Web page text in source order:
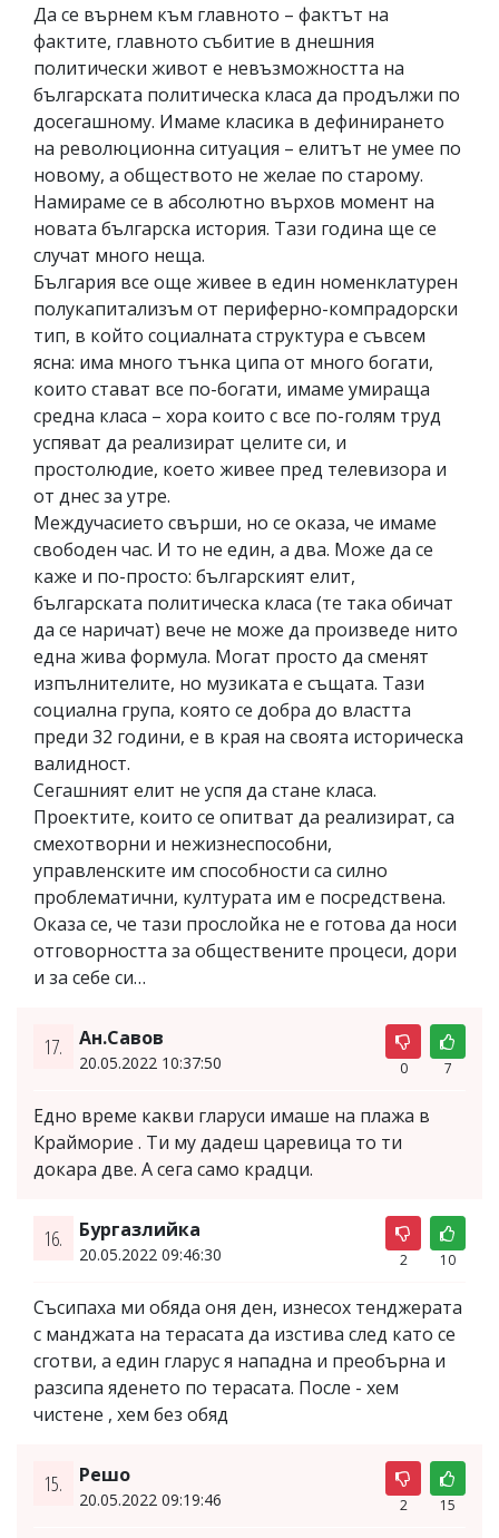
Да се върнем към главното – фактът на
фактите, главното събитие в днешния
политически живот е невъзможността на
българската политическа класа да продължи по
досегашному. Имаме класика в дефинирането
на революционна ситуация – елитът не умее по
новому, а обществото не желае по старому.
Намираме се в абсолютно върхов момент на
новата българска история. Тази година ще се
случат много неща.
България все още живее в един номенклатурен
полукапитализъм от периферно-компрадорски
тип, в който социалната структура е съвсем
ясна: има много тънка ципа от много богати,
които стават все по-богати, имаме умираща
средна класа – хора които с все по-голям труд
успяват да реализират целите си, и
простолюдие, което живее пред телевизора и
от днес за утре.
Междучасието свърши, но се оказа, че имаме
свободен час. И то не един, а два. Може да се
каже и по-просто: българският елит,
българската политическа класа (те така обичат
да се наричат) вече не може да произведе нито
една жива формула. Могат просто да сменят
изпълнителите, но музиката е същата. Тази
социална група, която се добра до властта
преди 32 години, е в края на своята историческа
валидност.
Сегашният елит не успя да стане класа.
Проектите, които се опитват да реализират, са
смехотворни и нежизнеспособни,
управленските им способности са силно
проблематични, културата им е посредствена.
Оказа се, че тази прослойка не е готова да носи
отговорността за обществените процеси, дори
и за себе си…
17. Ан.Савов
20.05.2022 10:37:50 0 7
Едно време какви гларуси имаше на плажа в
Крайморие . Ти му дадеш царевица то ти
докара две. А сега само крадци.
16. Бургазлийка
20.05.2022 09:46:30 2 10
Съсипаха ми обяда оня ден, изнесох тенджерата
с манджата на терасата да изстива след като се
сготви, а един гларус я нападна и преобърна и
разсипа яденето по терасата. После - хем
чистене , хем без обяд
15. Peшо
20.05.2022 09:19:46 2 15